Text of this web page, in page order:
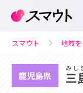
スマウト 地域
鹿児島県
みし
三